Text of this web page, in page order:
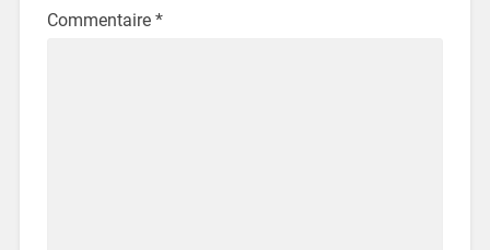
Commentaire *